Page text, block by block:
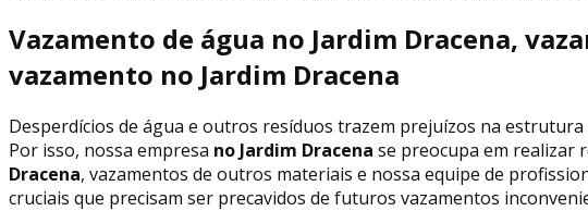
Vazamento de água no Jardim Dracena,
vazamento no Jardim Dracena
Desperdícios de água e outros resíduos trazem prejuízos na
Por isso, nossa empresa no Jardim Dracena se preocupa em realizar
Dracena, vazamentos de outros materiais e nossa equipe de
cruciais que precisam ser precavidos de futuros vazamentos